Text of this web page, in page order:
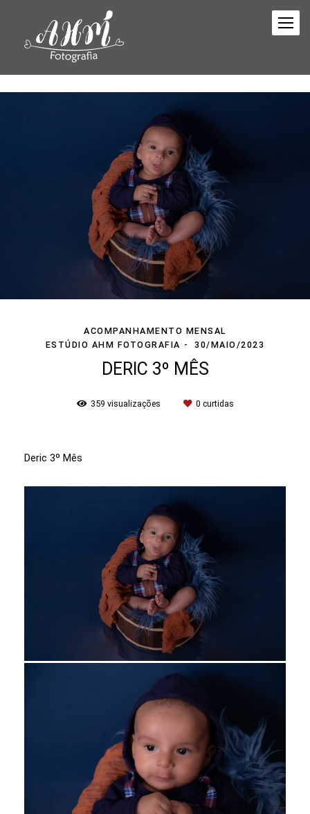
ACOMPANHAMENTO MENSAL
ESTÚDIO AHM FOTOGRAFIA
30/MAIO/2023
DERIC 3º MÊS
359 visualizações 0 curtidas
Deric 3º Mês